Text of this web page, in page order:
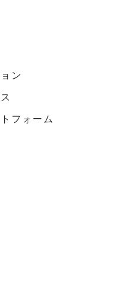
ン
フォーム